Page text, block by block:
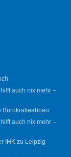
auch nix mehr –
Bürokratieabbau
auch nix mehr –
IHK zu Leipzig